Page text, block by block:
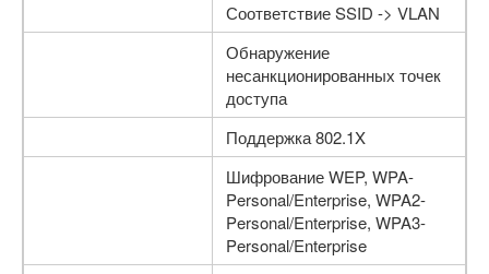
Соответствие SSID -> VLAN
Обнаружение
несанкционированных точек
доступа
Поддержка 802.1X
Шифрование WEP, WPA-
Personal/Enterprise, WPA2-
Personal/Enterprise, WPA3-
Personal/Enterprise